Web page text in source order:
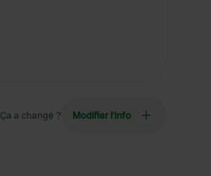
Ça a changé ? Modifier l’info